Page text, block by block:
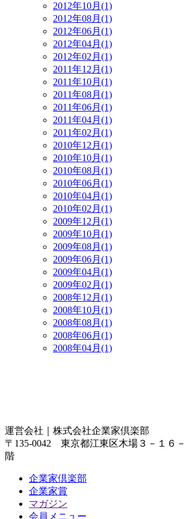
2012年10月(1)
2012年08月(1)
2012年06月(1)
2012年04月(1)
2012年02月(1)
2011年12月(1)
2011年10月(1)
2011年08月(1)
2011年06月(1)
2011年04月(1)
2011年02月(1)
2010年12月(1)
2010年10月(1)
2010年08月(1)
2010年06月(1)
2010年04月(1)
2010年02月(1)
2009年12月(1)
2009年10月(1)
2009年08月(1)
2009年06月(1)
2009年04月(1)
2009年02月(1)
2008年12月(1)
2008年10月(1)
2008年08月(1)
2008年06月(1)
2008年04月(1)
運営会社｜ 株式会社企業家倶楽部
〒135-0042 東京都江東区木場３－１６
階
企業家倶楽部
企業家賞
マガジン
会員メニュー